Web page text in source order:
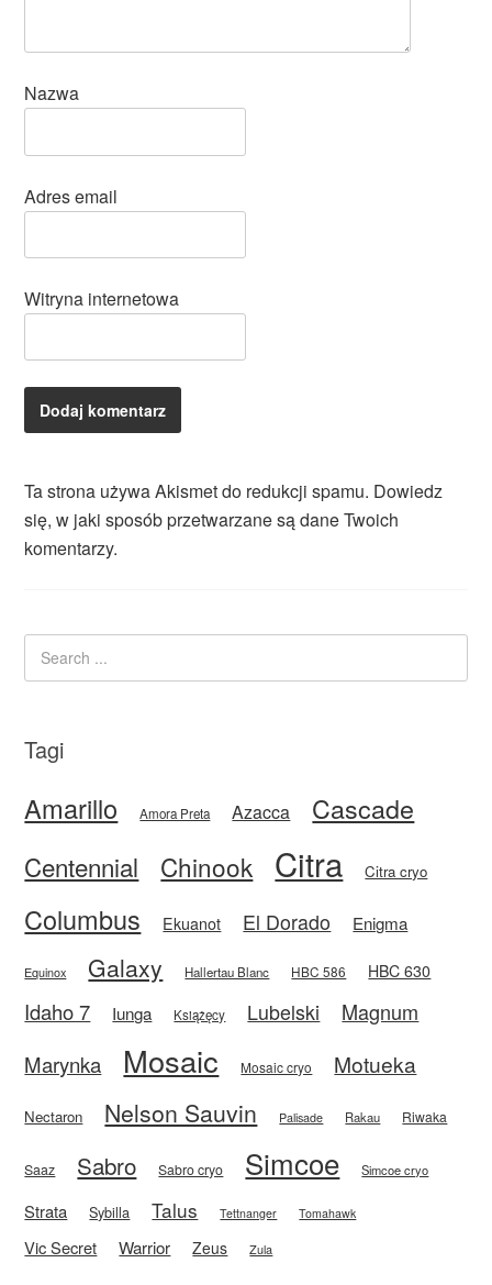
Nazwa
Adres email
Witryna internetowa
Ta strona używa Akismet do redukcji spamu. Dowiedz
się, w jaki sposób przetwarzane są dane Twoich
komentarzy.
Tagi
Amarillo Amora Preta Azacca Cascade
Centennial Chinook Citra Citra cryo
Columbus Ekuanot El Dorado Enigma
Equinox Galaxy Hallertau Blanc HBC 586 HBC 630
Idaho 7 Iunga Książęcy Lubelski
Magnum
Marynka
Mosaic Mosaic cryo Motueka
Nectaron Nelson Sauvin Palisade Rakau Riwaka
Saaz Sabro Sabro cryo Simcoe Simcoe cryo
Strata Sybilla Talus Tettnanger Tomahawk
Vic Secret Warrior Zeus Zula